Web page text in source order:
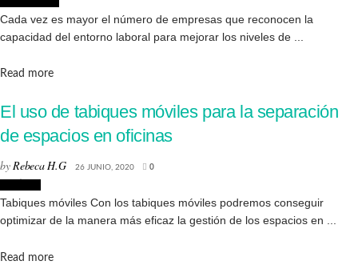
Cada vez es mayor el número de empresas que reconocen la
capacidad del entorno laboral para mejorar los niveles de ...
Read moreDetails
El uso de tabiques móviles para la separación
de espacios en oficinas
byRebeca H.G 26 JUNIO, 2020 0
Tabiques móviles Con los tabiques móviles podremos conseguir
optimizar de la manera más eficaz la gestión de los espacios en ...
Read moreDetails